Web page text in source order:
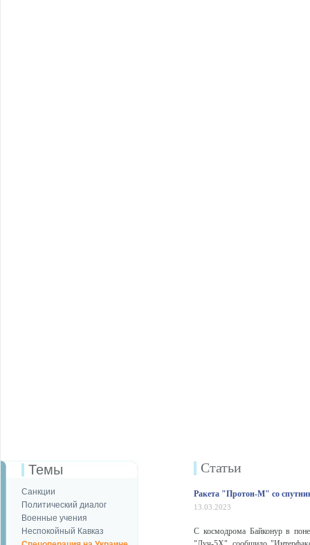
Темы
Санкции
Политический диалог
Военные учения
Неспокойный Кавказ
Статьи
Ракета "Протон-М" со
13.03.2023
С космодрома Байконур в